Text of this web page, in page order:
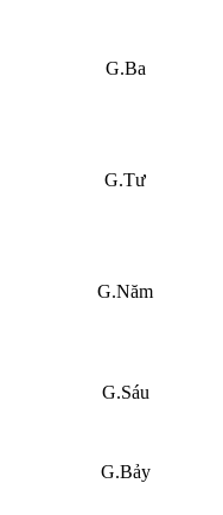
G.Ba
G.Tư
G.Năm
G.Sáu
G.Bảy